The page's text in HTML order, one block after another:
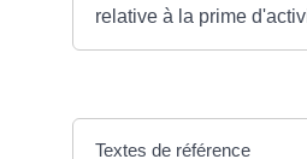
relative à la prime
Textes de référence